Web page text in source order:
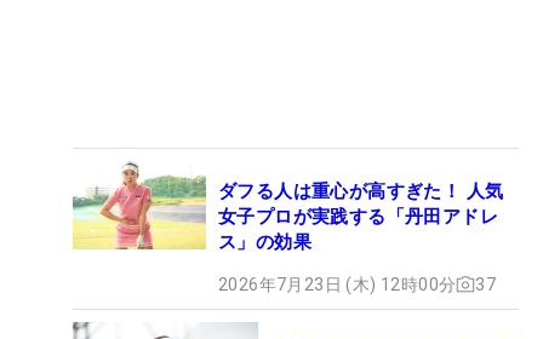
ダフる人は重心が高すぎた！ 人気
女子プロが実践する「丹田アドレ
ス」の効果
2026年7月23日 (木) 12時00分 37